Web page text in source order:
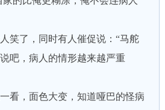
了，同时有人催促说：“马舵
吧，病人的情形越来越严重
，面色大变，知道哑巴的怪病